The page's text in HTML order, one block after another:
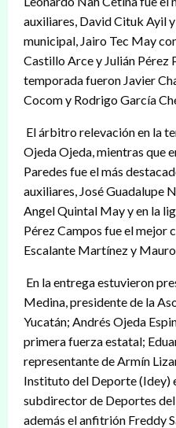
auxiliares, David Cituk Ayil
municipal, Jairo Tec May
Castillo Arce y Julián Pérez
temporada fueron Javier
Cocom y Rodrigo García
El árbitro relevación en la
Ojeda Ojeda, mientras que
Paredes fue el más
auxiliares, José Guadalupe
Angel Quintal May y en la
Pérez Campos fue el mejor
Escalante Martínez y
En la entrega estuvieron
Medina, presidente de la
Yucatán; Andrés Ojeda
primera fuerza estatal;
representante de Armín
Instituto del Deporte (Idey)
subdirector de Deportes
además el anfitrión Freddy